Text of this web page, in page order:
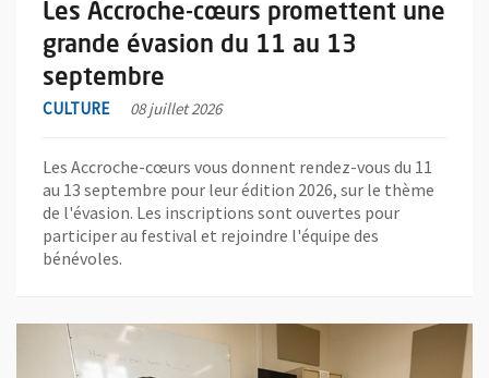
Les Accroche-cœurs promettent une
grande évasion du 11 au 13
septembre
CULTURE 08 juillet 2026
Les Accroche-cœurs vous donnent rendez-vous du 11
au 13 septembre pour leur édition 2026, sur le thème
de l'évasion. Les inscriptions sont ouvertes pour
participer au festival et rejoindre l'équipe des
bénévoles.
En savoir plus sur l'actualité Cours de langues : les